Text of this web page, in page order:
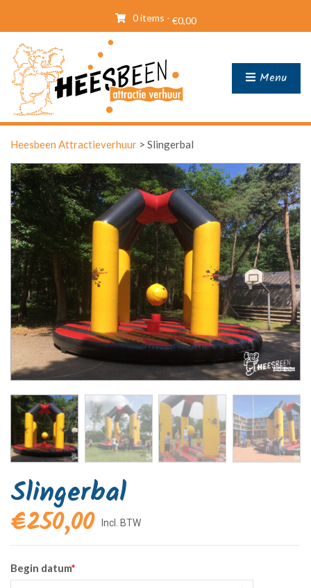
0 items - €0,00
Menu
Heesbeen Attractieverhuur > Slingerbal
Slingerbal
€250,00
Begin datum*